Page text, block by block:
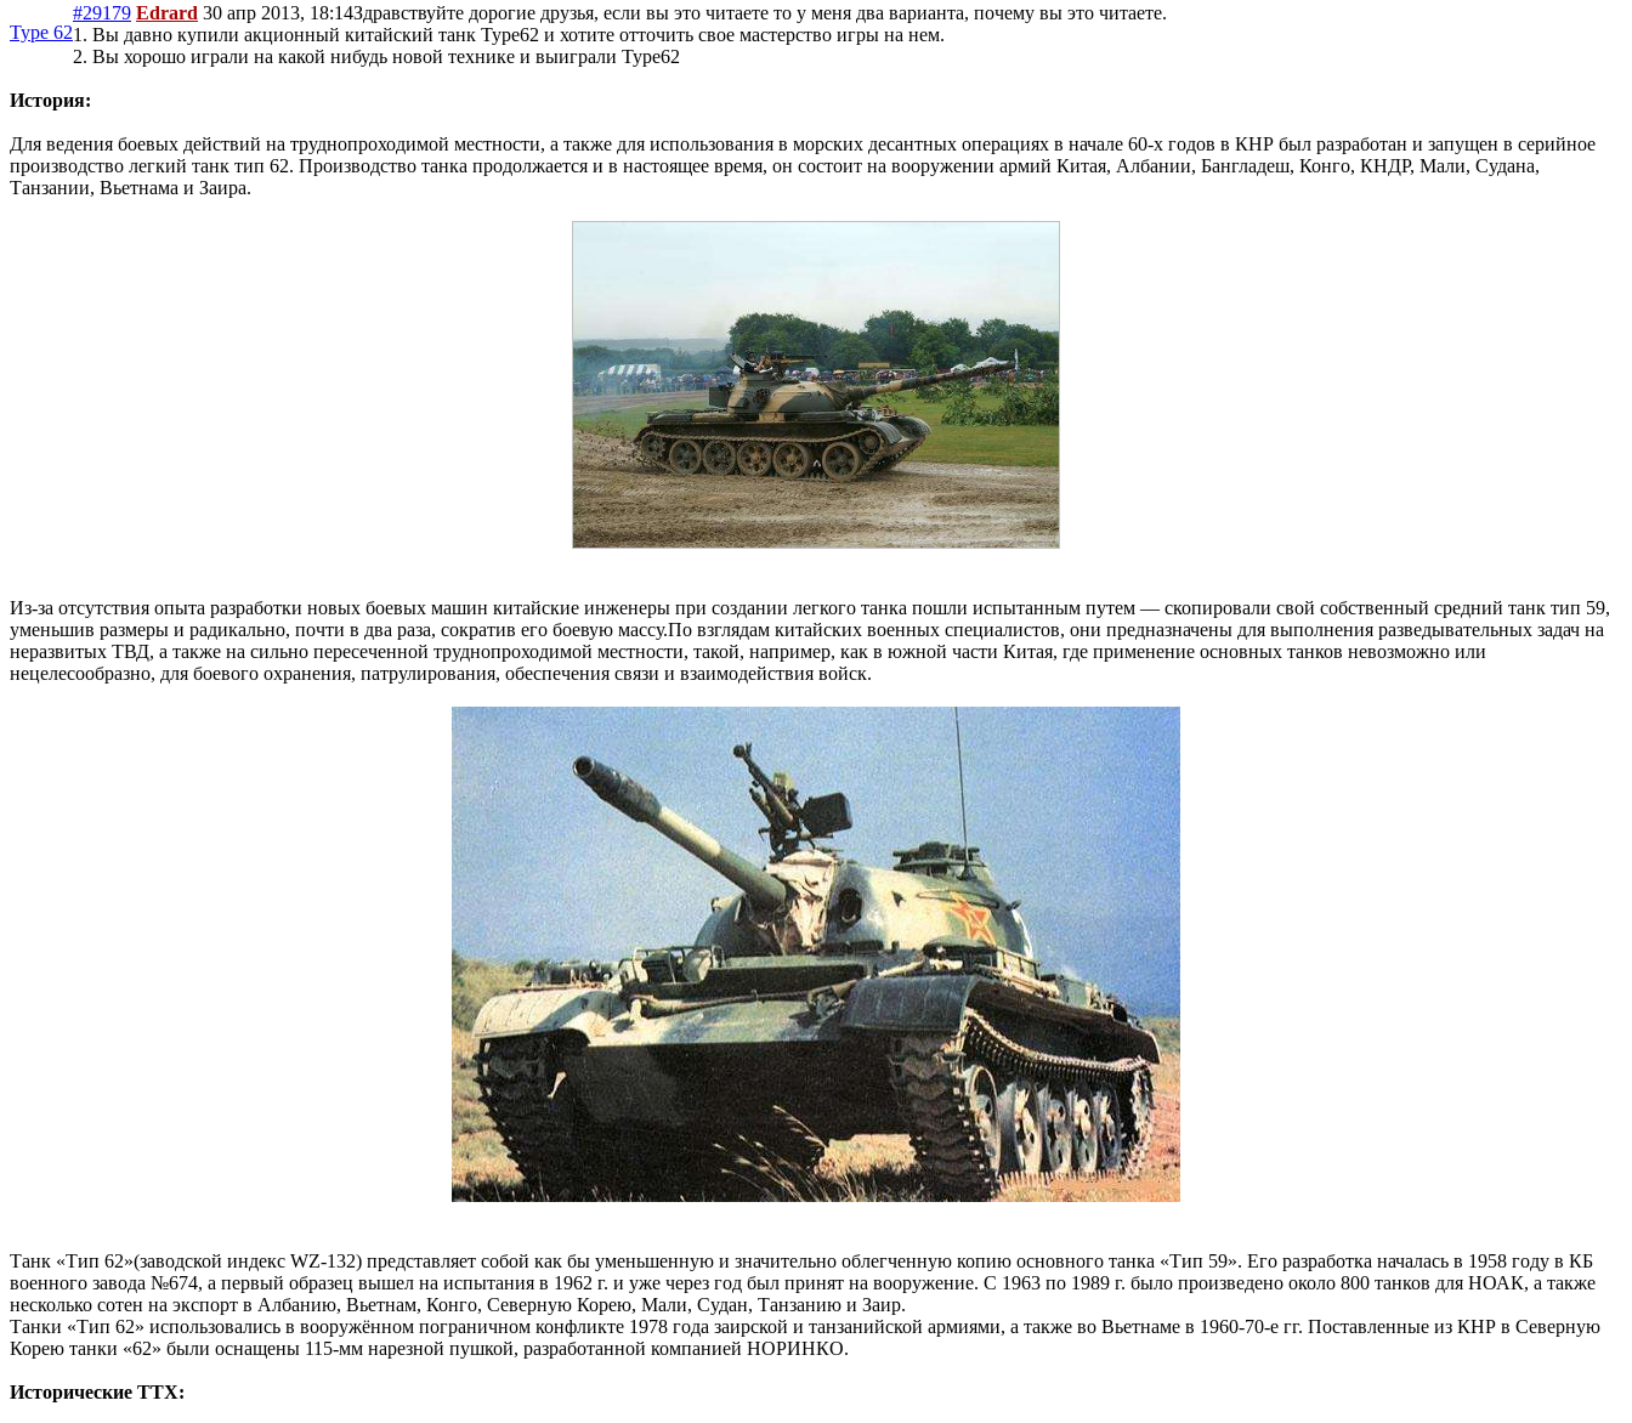
Type 62
#29179 Edrard 30 апр 2013, 18:14Здравствуйте дорогие друзья, если вы это читаете то у меня два варианта, почему вы это читаете.
1. Вы давно купили акционный китайский танк Type62 и хотите отточить свое мастерство игры на нем.
2. Вы хорошо играли на какой нибудь новой технике и выиграли Type62
История:
Для ведения боевых действий на труднопроходимой местности, а также для использования в морских десантных операциях в начале 60-х годов в КНР был разработан и запущен в серийное
производство легкий танк тип 62. Производство танка продолжается и в настоящее время, он состоит на вооружении армий Китая, Албании, Бангладеш, Конго, КНДР, Мали, Судана,
Танзании, Вьетнама и Заира.
Из-за отсутствия опыта разработки новых боевых машин китайские инженеры при создании легкого танка пошли испытанным путем — скопировали свой собственный средний танк тип 59,
уменьшив размеры и радикально, почти в два раза, сократив его боевую массу.По взглядам китайских военных специалистов, они предназначены для выполнения разведывательных задач на
неразвитых ТВД, а также на сильно пересеченной труднопроходимой местности, такой, например, как в южной части Китая, где применение основных танков невозможно или
нецелесообразно, для боевого охранения, патрулирования, обеспечения связи и взаимодействия войск.
Танк «Тип 62»(заводской индекс WZ-132) представляет собой как бы уменьшенную и значительно облегченную копию основного танка «Тип 59». Его разработка началась в 1958 году в КБ
военного завода №674, а первый образец вышел на испытания в 1962 г. и уже через год был принят на вооружение. С 1963 по 1989 г. было произведено около 800 танков для НОАК, а также
несколько сотен на экспорт в Албанию, Вьетнам, Конго, Северную Корею, Мали, Судан, Танзанию и Заир.
Танки «Тип 62» использовались в вооружённом пограничном конфликте 1978 года заирской и танзанийской армиями, а также во Вьетнаме в 1960-70-е гг. Поставленные из КНР в Северную
Корею танки «62» были оснащены 115-мм нарезной пушкой, разработанной компанией НОРИНКО.
Исторические ТТХ: